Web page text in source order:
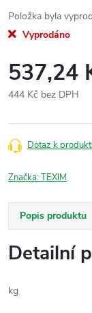
Položka byla
Vyprodáno
537,24
444 Kč bez DPH
cena:
Dotaz k
Značka:TEXIM
Popis produktu
Detailní
kg